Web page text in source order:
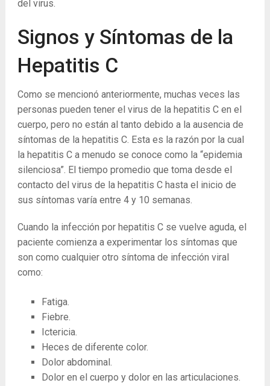
del virus.
Signos y Síntomas de la
Hepatitis C
Como se mencionó anteriormente, muchas veces las
personas pueden tener el virus de la hepatitis C en el
cuerpo, pero no están al tanto debido a la ausencia de
síntomas de la hepatitis C. Esta es la razón por la cual
la hepatitis C a menudo se conoce como la “epidemia
silenciosa”. El tiempo promedio que toma desde el
contacto del virus de la hepatitis C hasta el inicio de
sus síntomas varía entre 4 y 10 semanas.
Cuando la infección por hepatitis C se vuelve aguda, el
paciente comienza a experimentar los síntomas que
son como cualquier otro síntoma de infección viral
como:
Fatiga.
Fiebre.
Ictericia.
Heces de diferente color.
Dolor abdominal.
Dolor en el cuerpo y dolor en las articulaciones.